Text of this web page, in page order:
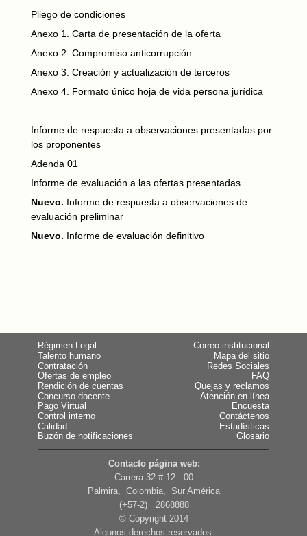
Pliego de condiciones
Anexo 1. Carta de presentación de la oferta
Anexo 2. Compromiso anticorrupción
Anexo 3. Creación y actualización de terceros
Anexo 4. Formato único hoja de vida persona jurídica
Informe de respuesta a observaciones presentadas por
los proponentes
Adenda 01
Informe de evaluación a las ofertas presentadas
Nuevo. Informe de respuesta a observaciones de
evaluación preliminar
Nuevo. Informe de evaluación definitivo
Régimen Legal
Talento humano
Contratación
Ofertas de empleo
Rendición de cuentas
Concurso docente
Pago Virtual
Control interno
Calidad
Buzón de notificaciones
Correo institucional
Mapa del sitio
Redes Sociales
FAQ
Quejas y reclamos
Atención en línea
Encuesta
Contáctenos
Estadísticas
Glosario
Contacto página web:
Carrera 32 # 12 - 00
Palmira, Colombia, Sur América
(+57-2) 2868888
© Copyright 2014
Algunos derechos reservados.